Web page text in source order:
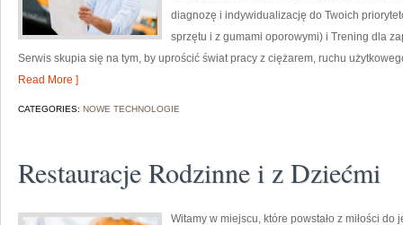
diagnozę i indywidualizację do Twoich
sprzętu i z gumami oporowymi) i Trening dla
Serwis skupia się na tym, by uprościć świat pracy z ciężarem, ruchu
Read More ]
CATEGORIES: NOWE TECHNOLOGIE
Restauracje Rodzinne i z Dziećmi
Witamy w miejscu, które powstało z miłości